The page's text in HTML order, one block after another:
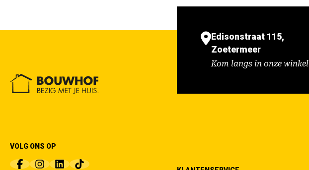
Edisonstraat 115,
Zoetermeer
Kom langs in onze winkel
VOLG ONS OP